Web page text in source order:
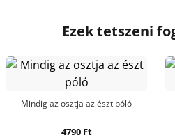
Ezek tetszeni
Mindig az osztja az észt póló
4790 Ft